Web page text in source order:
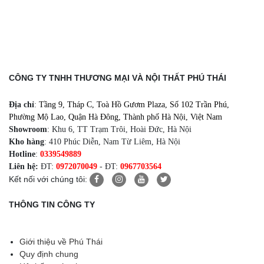
CÔNG TY TNHH THƯƠNG MẠI VÀ NỘI THẤT PHÚ THÁI
Địa chỉ: Tầng 9, Tháp C, Toà Hồ Gươm Plaza, Số 102 Trần Phú,
Phường Mộ Lao, Quận Hà Đông, Thành phố Hà Nội, Việt Nam
Showroom: Khu 6, TT Trạm Trôi, Hoài Đức, Hà Nội
Kho hàng: 410 Phúc Diễn, Nam Từ Liêm, Hà Nội
Hotline: 0339549889
Liên hệ: ĐT: 0972070049 - ĐT: 0967703564
Kết nối với chúng tôi:
THÔNG TIN CÔNG TY
Giới thiệu về Phú Thái
Quy định chung